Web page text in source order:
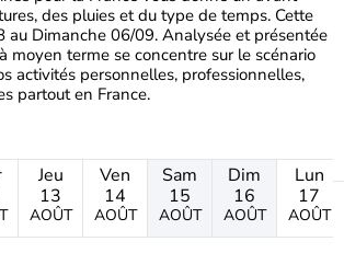
des pluies et du type de temps. Cette
Dimanche 06/09. Analysée et présentée
moyen terme se concentre sur le scénario
activités personnelles, professionnelles,
partout en France.
Jeu
13
AOÛT
Ven
14
AOÛT
Sam
15
AOÛT
Dim
16
AOÛT
Lun
17
AOÛT